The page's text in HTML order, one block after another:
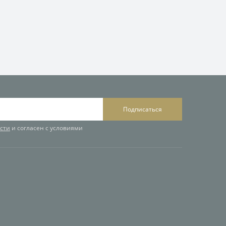
Подписаться
и согласен с условиями